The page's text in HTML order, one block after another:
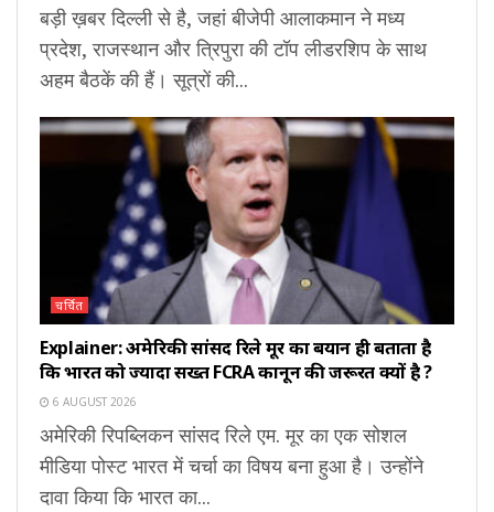
बड़ी ख़बर दिल्ली से है, जहां बीजेपी आलाकमान ने मध्य
प्रदेश, राजस्थान और त्रिपुरा की टॉप लीडरशिप के साथ
अहम बैठकें की हैं। सूत्रों की...
चर्चित
Explainer: अमेरिकी सांसद रिले मूर का बयान ही बताता है
कि भारत को ज्यादा सख्त FCRA कानून की जरूरत क्यों है ?
6 AUGUST 2026
अमेरिकी रिपब्लिकन सांसद रिले एम. मूर का एक सोशल
मीडिया पोस्ट भारत में चर्चा का विषय बना हुआ है। उन्होंने
दावा किया कि भारत का...